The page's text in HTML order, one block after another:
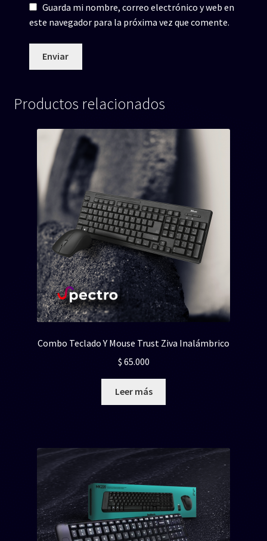
Guarda mi nombre, correo electrónico y web en
este navegador para la próxima vez que comente.
Productos relacionados
Combo Teclado Y Mouse Trust Ziva Inalámbrico
$ 65.000
Leer más